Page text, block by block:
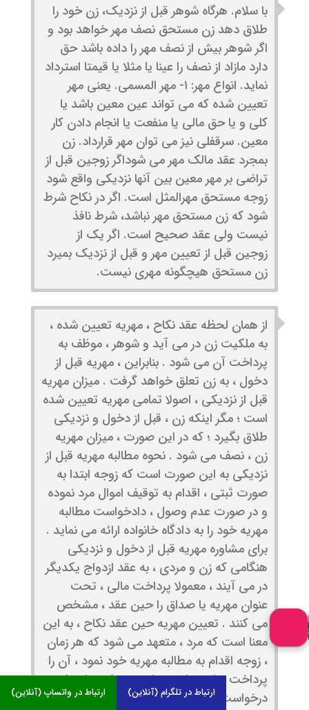
با سلام. هرگاه شوهر قبل از نزدیک، زن خود را
طلاق دهد زن مستحق نصف مهر خواهد بود و
اگر شوهر بیش از نصف مهر را داده باشد حق
دارد مازاد از نصف را عینا یا مثلا یا قیمتا استرداد
نماید. انواع مهر: ۱- مهر المسمی. یعنی مهر
تعیین شده که می تواند عین معین باشد یا
کلی و یا حق مالی یا منفعت یا انجام دادن کار
معین. سرقفلی نیز می توان مهر قرارداد. زن
بمجرد عقد مالک مهر می شوداگر زوجین قبل از
تراضی بر مهر معین بین آنها نزدیکی واقع شود
زوجه مستحق مهرالمثل است. اگر در نکاح شرط
شود که زن مستحق مهر نباشد، شرط نافذ
نیست ولی عقد صحیح است. اگر یک از
زوجین قبل از تعیین مهر و قبل از نزدیک بمیرد
زن مستحق هیچگونه مهری نیست.
از همان لحظه عقد نکاح ، مهریه تعیین شده ،
به ملکیت زن در می آید و شوهر ، موظف به
پرداخت آن می شود . بنابراین ، مهریه قبل از
دخول ، به زن تعلق خواهد گرفت . میزان مهریه
قبل از نزدیکی ، اصولا تمامی مهریه تعیین شده
است ؛ مگر اینکه زن ، قبل از دخول و نزدیکی
طلاق بگیرد ؛ که در این صورت ، میزان مهریه
زن ، نصف می شود . نحوه مطالبه مهریه قبل از
نزدیکی به این صورت است که زوجه ابتدا به
صورت ثبتی ، اقدام به توقیف اموال مرد نموده
و در صورت عدم وصول ، دادخواست مطالبه
مهریه خود را به دادگاه خانواده ارائه می نماید .
برای مشاوره مهریه قبل از دخول و نزدیکی
هنگامی که زن و مردی ، به عقد ازدواج یکدیگر
در می آیند ، معمولا پرداخت مالی ، تحت
عنوان مهریه یا صداق را حین عقد ، مشخص
می کنند . تعیین مهریه حین عقد نکاح ، به این
معنا است که مرد ، متعهد می شود که هر زمان
، زوجه اقدام به مطالبه مهریه خود نمود ، آن را
پرداخت نماید و این موضوع ، ملازمه ای با
درخواست طلاق یا جدایی آنها ندارد . لذا از آن
ارتباط در واتساپ (آنلاین) ارتباط در تلگرام (آنلاین)